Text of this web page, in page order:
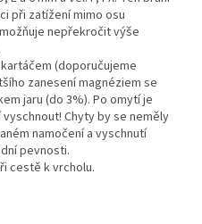
při zatížení mimo osu
nepřekročit výše
(doporučujeme
zanesení magnéziem se
jaru (do 3%). Po omytí je
Chyty by se neměly
namočení a vyschnutí
pevnosti.
cestě k vrcholu.